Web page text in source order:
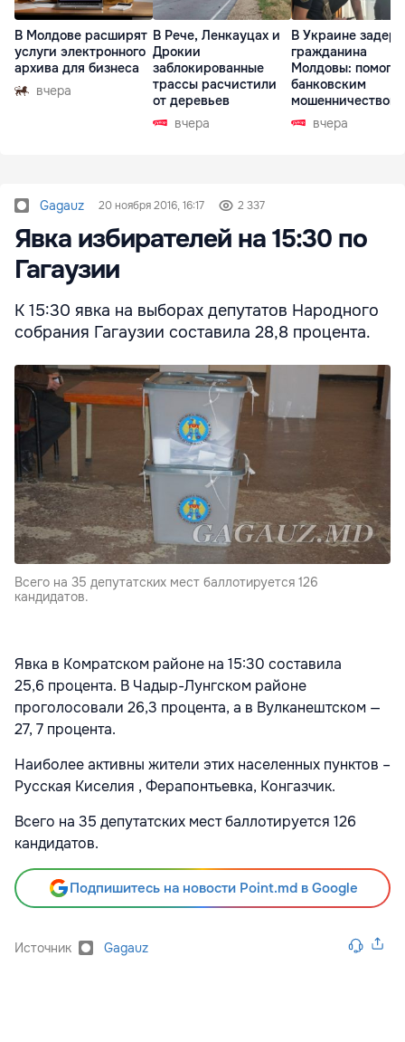
В Молдове расширят
услуги электронного
архива для бизнеса
вчера
В Рече, Ленкауцах и
Дрокии
заблокированные
трассы расчистили
от деревьев
вчера
В Украине
гражданина
Молдовы:
банковским
мошенничеством
Чехиивчера
Gagauz 20 ноября 2016, 16:17 2 337
Явка избирателей на 15:30 по
Гагаузии
К 15:30 явка на выборах депутатов Народного
собрания Гагаузии составила 28,8 процента.
Всего на 35 депутатских мест баллотируется 126
кандидатов.
Явка в Комратском районе на 15:30 составила
25,6 процента. В Чадыр-Лунгском районе
проголосовали 26,3 процента, а в Вулканештском —
27, 7 процента.
Наиболее активны жители этих населенных пунктов –
Русская Киселия , Ферапонтьевка, Конгазчик.
Всего на 35 депутатских мест баллотируется 126
кандидатов.
Подпишитесь на новости Point.md в Google
Источник Gagauz